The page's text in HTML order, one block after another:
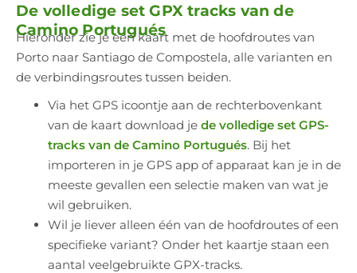
De volledige set GPX tracks van de
Camino Portugués
Hieronder zie je een kaart met de hoofdroutes van
Porto naar Santiago de Compostela, alle varianten en
de verbindingsroutes tussen beiden.
Via het GPS icoontje aan de rechterbovenkant
van de kaart download je de volledige set GPS-
tracks van de Camino Portugués. Bij het
importeren in je GPS app of apparaat kan je in de
meeste gevallen een selectie maken van wat je
wil gebruiken.
Wil je liever alleen één van de hoofdroutes of een
specifieke variant? Onder het kaartje staan een
aantal veelgebruikte GPX-tracks.